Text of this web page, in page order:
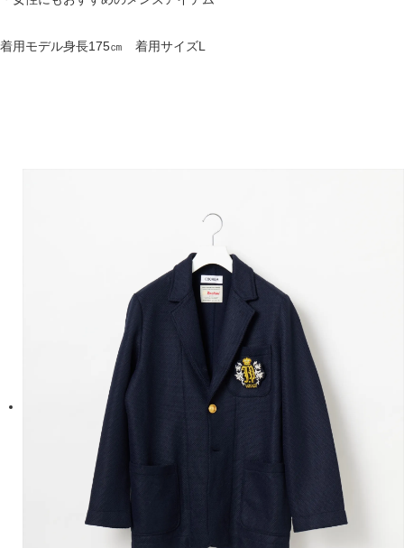
着用モデル身長175㎝ 着用サイズL